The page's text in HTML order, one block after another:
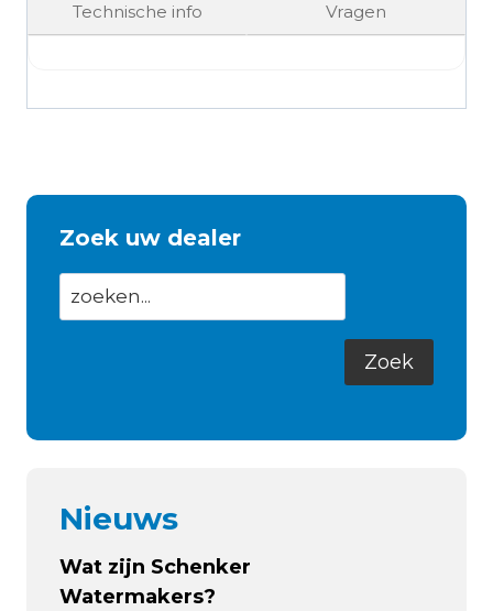
Technische info Vragen
Zoek uw dealer
Nieuws
Wat zijn Schenker
Watermakers?